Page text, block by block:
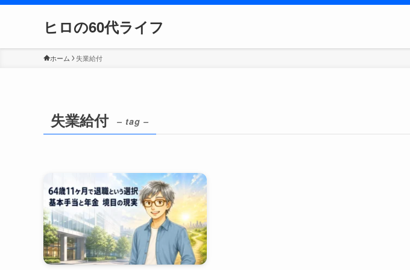
ヒロの60代ライフ
ホーム 失業給付
失業給付 – tag –